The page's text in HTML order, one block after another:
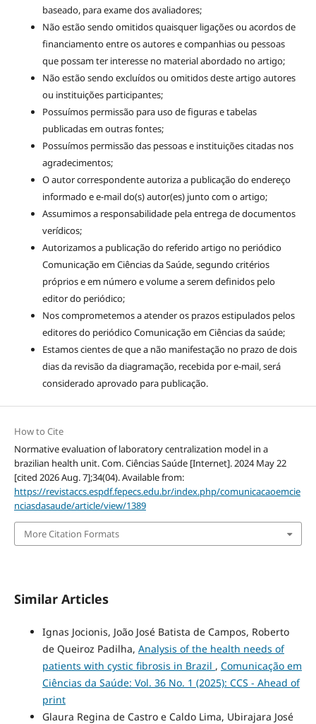
baseado, para exame dos avaliadores;
Não estão sendo omitidos quaisquer ligações ou acordos de
financiamento entre os autores e companhias ou pessoas
que possam ter interesse no material abordado no artigo;
Não estão sendo excluídos ou omitidos deste artigo autores
ou instituições participantes;
Possuímos permissão para uso de figuras e tabelas
publicadas em outras fontes;
Possuímos permissão das pessoas e instituições citadas nos
agradecimentos;
O autor correspondente autoriza a publicação do endereço
informado e e-mail do(s) autor(es) junto com o artigo;
Assumimos a responsabilidade pela entrega de documentos
verídicos;
Autorizamos a publicação do referido artigo no periódico
Comunicação em Ciências da Saúde, segundo critérios
próprios e em número e volume a serem definidos pelo
editor do periódico;
Nos comprometemos a atender os prazos estipulados pelos
editores do periódico Comunicação em Ciências da saúde;
Estamos cientes de que a não manifestação no prazo de dois
dias da revisão da diagramação, recebida por e-mail, será
considerado aprovado para publicação.
How to Cite
Normative evaluation of laboratory centralization model in a
brazilian health unit. Com. Ciências Saúde [Internet]. 2024 May 22
[cited 2026 Aug. 7];34(04). Available from:
https://revistaccs.espdf.fepecs.edu.br/index.php/comunicacaoemcie
nciasdasaude/article/view/1389
More Citation Formats
Similar Articles
Ignas Jocionis, João José Batista de Campos, Roberto
de Queiroz Padilha, Analysis of the health needs of
patients with cystic fibrosis in Brazil , Comunicação em
Ciências da Saúde: Vol. 36 No. 1 (2025): CCS - Ahead of
print
Glaura Regina de Castro e Caldo Lima, Ubirajara José